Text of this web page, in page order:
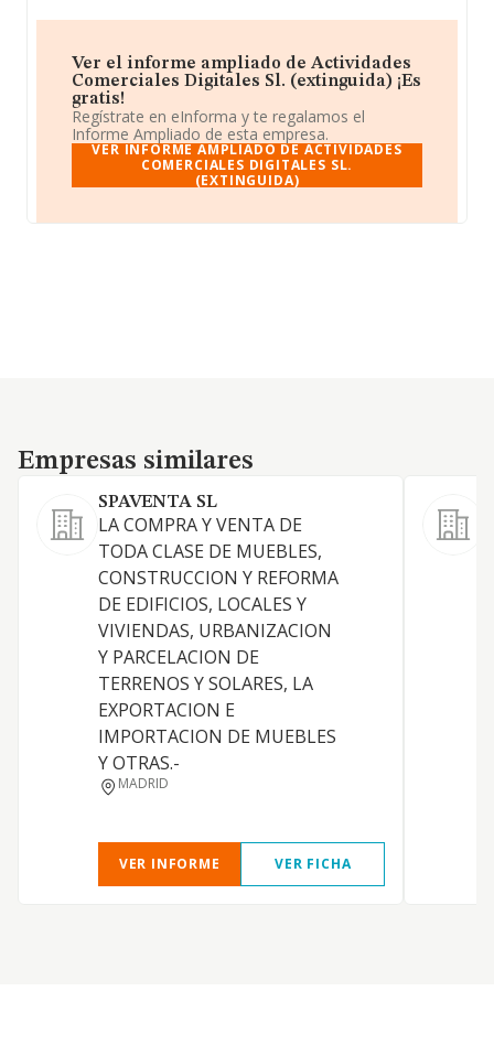
Ver el informe ampliado de Actividades
Comerciales Digitales Sl. (extinguida) ¡Es
gratis!
Regístrate en eInforma y te regalamos el
Informe Ampliado de esta empresa.
VER INFORME AMPLIADO DE ACTIVIDADES
COMERCIALES DIGITALES SL.
(EXTINGUIDA)
Empresas similares
Empresas similares
SPAVENTA SL
LA COMPRA Y VENTA DE
TODA CLASE DE MUEBLES,
CONSTRUCCION Y REFORMA
DE EDIFICIOS, LOCALES Y
VIVIENDAS, URBANIZACION
Y PARCELACION DE
TERRENOS Y SOLARES, LA
EXPORTACION E
IMPORTACION DE MUEBLES
Y OTRAS.-
MADRID
VER INFORME VER FICHA